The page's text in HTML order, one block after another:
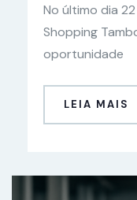
No último dia
Shopping
oportunidade
LEIA MAIS